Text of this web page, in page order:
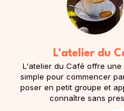
L'atelier du
L'atelier du Café offre une
simple pour commencer
poser en petit groupe et
connaître sans